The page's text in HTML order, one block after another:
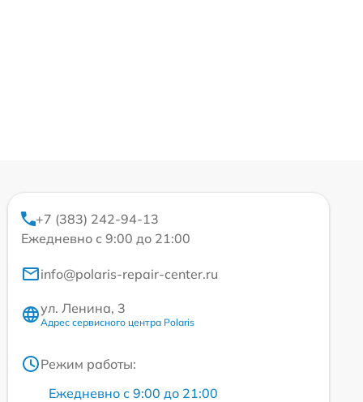
+7 (383) 242-94-13
Ежедневно с 9:00 до 21:00
info@polaris-repair-center.ru
ул. Ленина, 3
Адрес сервисного центра Polaris
Режим работы:
Ежедневно с 9:00 до 21:00